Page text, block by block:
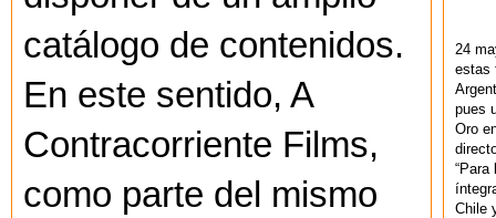
catálogo de contenidos.
En este sentido, A
Contracorriente Films,
como parte del mismo
24
estas
pues
Oro
“Para
Chile